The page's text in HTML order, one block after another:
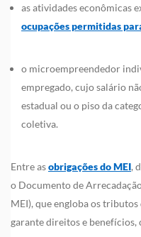
as atividades econômicas
ocupações permitidas
o microempreendedor
empregado, cujo salário
estadual ou o piso da
coletiva.
Entre asobrigações do MEI,
o Documento de
MEI), que engloba os
garante direitos e